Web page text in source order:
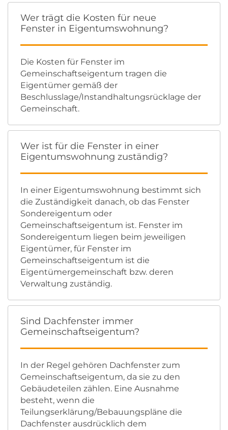
Wer trägt die Kosten für neue
Fenster in Eigentumswohnung?
Die Kosten für Fenster im
Gemeinschaftseigentum tragen die
Eigentümer gemäß der
Beschlusslage/Instandhaltungsrücklage der
Gemeinschaft.
Wer ist für die Fenster in einer
Eigentumswohnung zuständig?
In einer Eigentumswohnung bestimmt sich
die Zuständigkeit danach, ob das Fenster
Sondereigentum oder
Gemeinschaftseigentum ist. Fenster im
Sondereigentum liegen beim jeweiligen
Eigentümer, für Fenster im
Gemeinschaftseigentum ist die
Eigentümergemeinschaft bzw. deren
Verwaltung zuständig.
Sind Dachfenster immer
Gemeinschaftseigentum?
In der Regel gehören Dachfenster zum
Gemeinschaftseigentum, da sie zu den
Gebäudeteilen zählen. Eine Ausnahme
besteht, wenn die
Teilungserklärung/Bebauungspläne die
Dachfenster ausdrücklich dem